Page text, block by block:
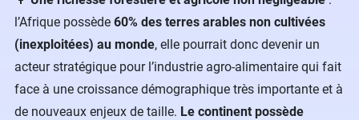
l’Afrique possède 60% des terres arables non cultivées
(inexploitées) au monde, elle pourrait donc devenir un
acteur stratégique pour l’industrie agro-alimentaire qui fait
face à une croissance démographique très importante et à
de nouveaux enjeux de taille. Le continent possède